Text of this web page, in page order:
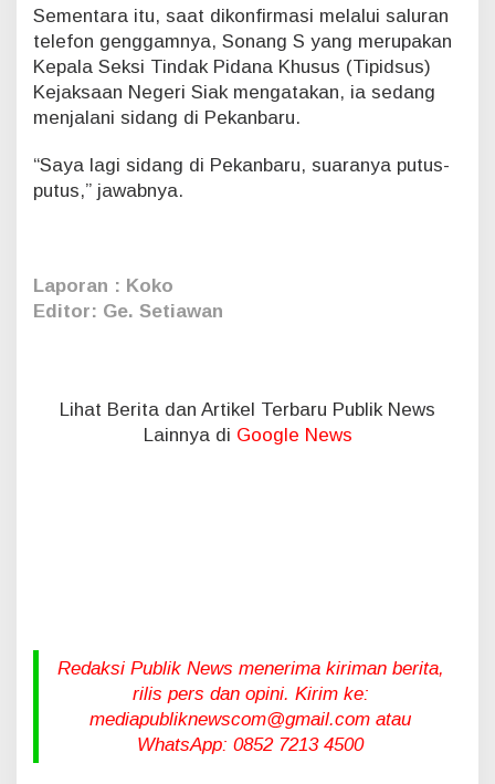
K
j
a
k
s
a
Sementara itu, saat dikonfirmasi melalui saluran
telefon genggamnya, Sonang S yang merupakan
Kepala Seksi Tindak Pidana Khusus (Tipidsus)
Kejaksaan Negeri Siak mengatakan, ia sedang
menjalani sidang di Pekanbaru.
“Saya lagi sidang di Pekanbaru, suaranya putus-
putus,” jawabnya.
Laporan : Koko
Editor: Ge. Setiawan
Lihat Berita dan Artikel Terbaru Publik News
Lainnya di Google News
Redaksi Publik News menerima kiriman berita,
rilis pers dan opini. Kirim ke:
mediapubliknewscom@gmail.com atau
WhatsApp: 0852 7213 4500